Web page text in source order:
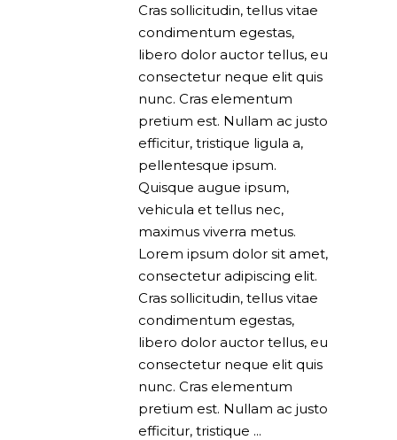
Cras sollicitudin, tellus vitae
condimentum egestas,
libero dolor auctor tellus, eu
consectetur neque elit quis
nunc. Cras elementum
pretium est. Nullam ac justo
efficitur, tristique ligula a,
pellentesque ipsum.
Quisque augue ipsum,
vehicula et tellus nec,
maximus viverra metus.
Lorem ipsum dolor sit amet,
consectetur adipiscing elit.
Cras sollicitudin, tellus vitae
condimentum egestas,
libero dolor auctor tellus, eu
consectetur neque elit quis
nunc. Cras elementum
pretium est. Nullam ac justo
efficitur, tristique